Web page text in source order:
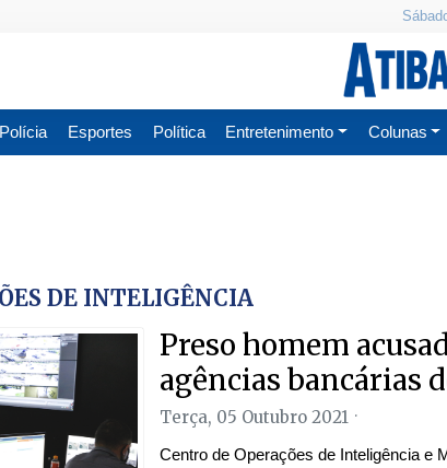
Polícia Esportes Política Entretenimento Colunas
DE INTELIGÊNCIA
Preso homem
agências bancárias
Terça, 05 Outubro 2021
Centro de Operações de Inteligência e